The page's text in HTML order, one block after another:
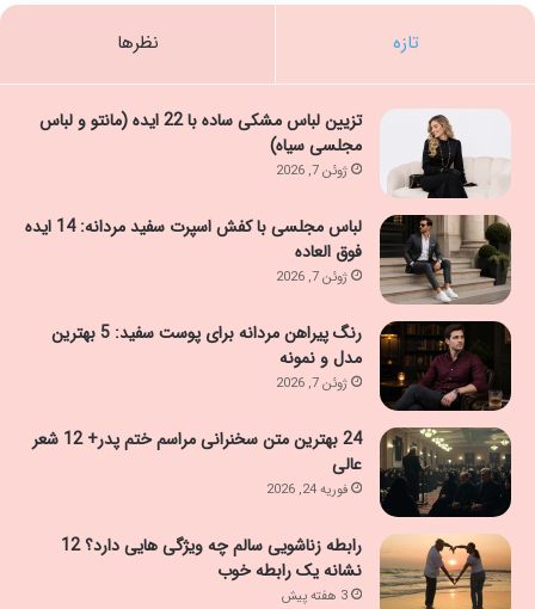
تازه نظرها
تزیین لباس مشکی ساده با 22 ایده (مانتو و لباس
مجلسی سیاه)
ژوئن 7, 2026
لباس مجلسی با کفش اسپرت سفید مردانه: 14 ایده
فوق العاده
ژوئن 7, 2026
رنگ پیراهن مردانه برای پوست سفید: 5 بهترین
مدل و نمونه
ژوئن 7, 2026
24 بهترین متن سخنرانی مراسم ختم پدر+ 12 شعر
عالی
فوریه 24, 2026
رابطه زناشویی سالم چه ویژگی هایی دارد؟ 12
نشانه یک رابطه خوب
3 هفته پیش